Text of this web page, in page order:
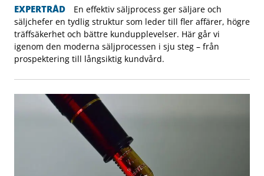
EXPERTRÅD
En effektiv säljprocess ger säljare och
säljchefer en tydlig struktur som leder till fler affärer, högre
träffsäkerhet och bättre kundupplevelser. Här går vi
igenom den moderna säljprocessen i sju steg – från
prospektering till långsiktig kundvård.